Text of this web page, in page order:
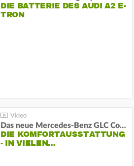
DIE BATTERIE DES AUDI A2 E-
TRON
Das neue Mercedes-Benz GLC Coupé
DIE KOMFORTAUSSTATTUNG
- IN VIELEN…